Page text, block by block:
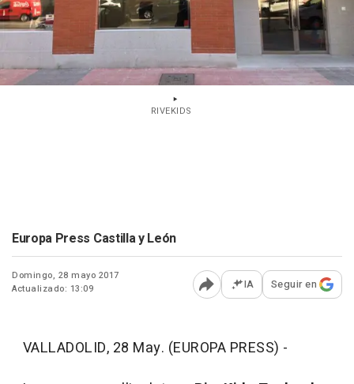
RIVEKIDS
Europa Press Castilla y León
Domingo, 28 mayo 2017
Actualizado: 13:09
Abrir opciones para
IA Seguir en
VALLADOLID, 28 May. (EUROPA PRESS) -